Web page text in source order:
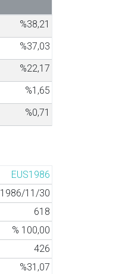
%38,21
%37,03
%22,17
%1,65
%0,71
EUS1986
1986/11/30
618
% 100,00
426
%31,07